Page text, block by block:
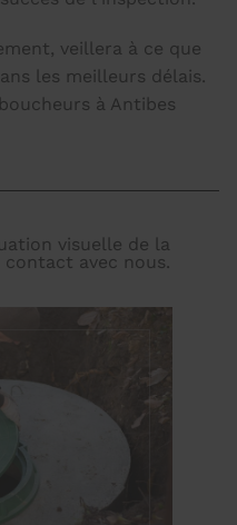
veillera à ce que
les meilleurs délais.
à Antibes
visuelle de la
avec nous.